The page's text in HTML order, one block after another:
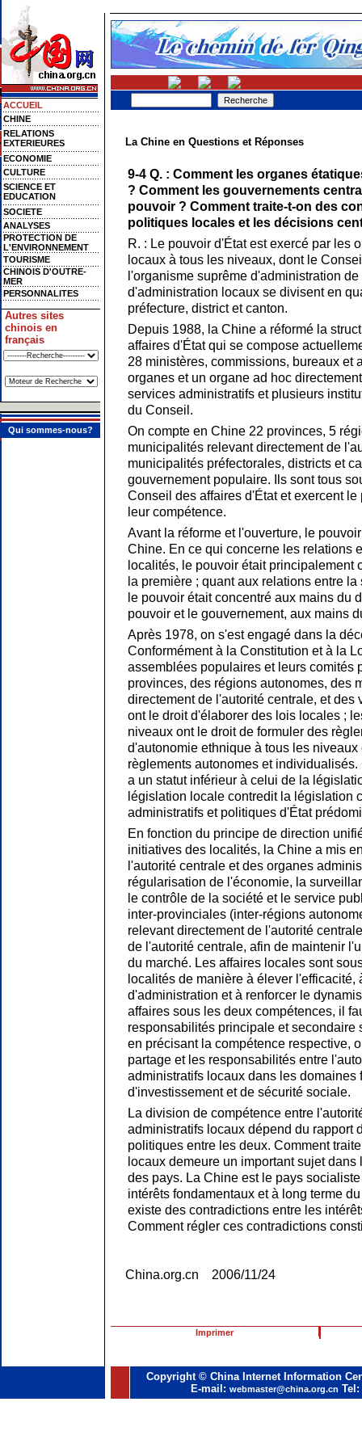
ACCUEIL
CHINE
RELATIONS
EXTERIEURES
ECONOMIE
CULTURE
SCIENCE ET
EDUCATION
SOCIETE
ANALYSES
PROTECTION DE
L'ENVIRONNEMENT
TOURISME
CHINOIS D'OUTRE-
MER
PERSONNALITES
Autres sites
chinois en
français
Qui sommes-nous?
La Chine en Questions et Réponses
9-4 Q. : Comment les organes
? Comment les gouvernements
pouvoir ? Comment traite-t-on des
politiques locales et les décisions
R. : Le pouvoir d'État est exercé par les
locaux à tous les niveaux, dont le
l'organisme suprême d'administration
d'administration locaux se divisent en
préfecture, district et canton.
Depuis 1988, la Chine a réformé la
affaires d'État qui se compose
28 ministères, commissions, bureaux et
organes et un organe ad hoc
services administratifs et plusieurs
du Conseil.
On compte en Chine 22 provinces, 5
municipalités relevant directement de
municipalités préfectorales, districts et
gouvernement populaire. Ils sont tous
Conseil des affaires d'État et exercent
leur compétence.
Avant la réforme et l'ouverture, le
Chine. En ce qui concerne les relations
localités, le pouvoir était principalement
la première ; quant aux relations entre
le pouvoir était concentré aux mains du
pouvoir et le gouvernement, aux mains
Après 1978, on s'est engagé dans la
Conformément à la Constitution et à la
assemblées populaires et leurs comités
provinces, des régions autonomes, des
directement de l'autorité centrale, et des
ont le droit d'élaborer des lois locales ;
niveaux ont le droit de formuler des
d'autonomie ethnique à tous les
règlements autonomes et
a un statut inférieur à celui de la
législation locale contredit la législation
administratifs et politiques d'État
En fonction du principe de direction
initiatives des localités, la Chine a mis
l'autorité centrale et des organes
régularisation de l'économie, la
le contrôle de la société et le service
inter-provinciales (inter-régions
relevant directement de l'autorité
de l'autorité centrale, afin de maintenir
du marché. Les affaires locales sont
localités de manière à élever l'efficacité,
d'administration et à renforcer le
affaires sous les deux compétences, il
responsabilités principale et secondaire
en précisant la compétence respective,
partage et les responsabilités entre
administratifs locaux dans les domaines
d'investissement et de sécurité sociale.
La division de compétence entre
administratifs locaux dépend du rapport
politiques entre les deux. Comment
locaux demeure un important sujet
des pays. La Chine est le pays
intérêts fondamentaux et à long terme
existe des contradictions entre les
Comment régler ces contradictions
China.org.cn 2006/11/24
Imprimer
Copyright © China Internet Information
E-mail: webmaster@china.org.cn Tel: